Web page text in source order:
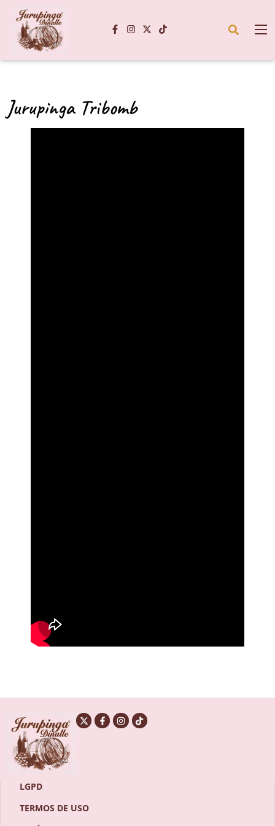
Jurupinga Tribomb
LGPD
TERMOS DE USO